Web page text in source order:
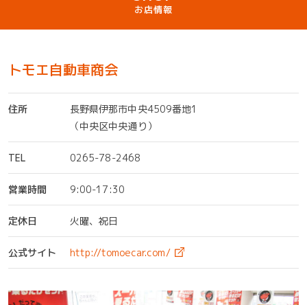
お店情報
トモエ自動車商会
住所
長野県伊那市中央4509番地1
（中央区中央通り）
TEL 0265-78-2468
営業時間 9:00-17:30
定休日 火曜、祝日
公式サイト http://tomoecar.com/